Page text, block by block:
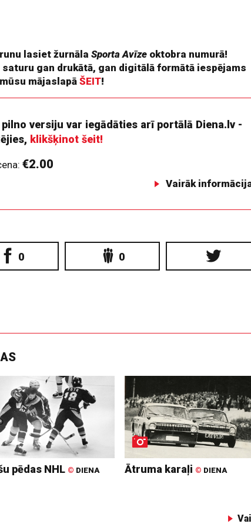
lasiet žurnālaSporta Avīze oktobra numurā!
saturu gan drukātā, gan digitālā formātā iespējams
mājaslapāŠEIT!
pilno versiju var iegādāties arī portālā Diena.lv -
klikšķinot šeit!
€2.00
Vairāk
0 0
pēdas NHL © DIENA Ātruma karaļi © DIENA